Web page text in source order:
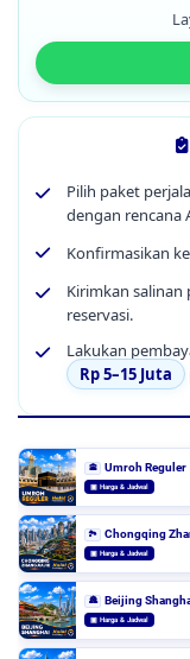
Pilih paket
dengan rencana
Konfirmasikan
Kirimkan
reservasi.
Lakukan
Rp 5–15 Juta
🕋 Umroh Reguler
▣ Harga & Jadwal
🏞️ Chongqing
▣ Harga & Jadwal
🏯 Beijing
▣ Harga & Jadwal